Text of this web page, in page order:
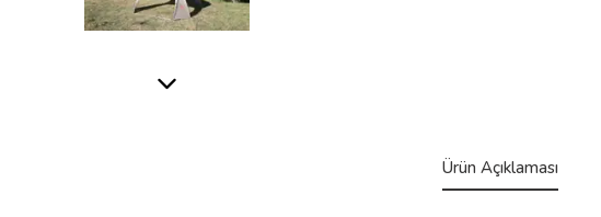
Ürün Açıklaması